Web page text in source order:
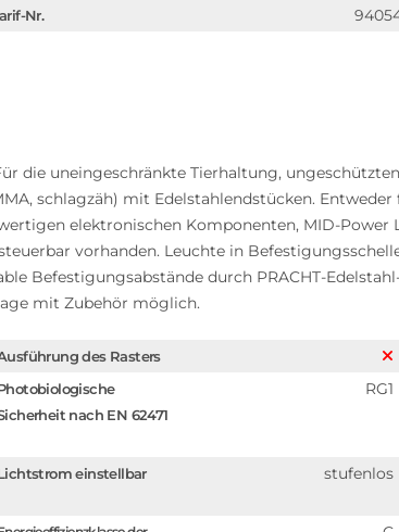
Nr.
die uneingeschränkte Tierhaltung,
schlagzäh) mit Edelstahlendstücken.
elektronischen Komponenten, MID-
vorhanden. Leuchte in
Befestigungsabstände durch PRACHT-
mit Zubehör möglich.
des Rasters
nach EN 62471
RG1
einstellbar stufenlos